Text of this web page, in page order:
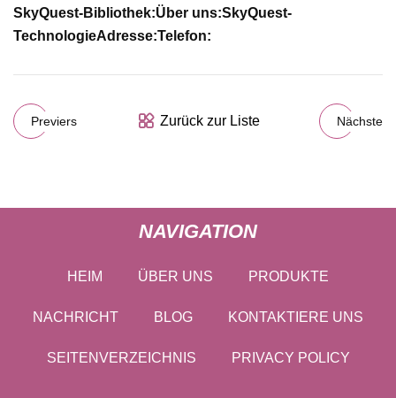
SkyQuest-Bibliothek:Über uns:SkyQuest-
TechnologieAdresse:Telefon:
Previers Zurück zur Liste Nächste
NAVIGATION
HEIM ÜBER UNS PRODUKTE
NACHRICHT BLOG KONTAKTIERE UNS
SEITENVERZEICHNIS PRIVACY POLICY